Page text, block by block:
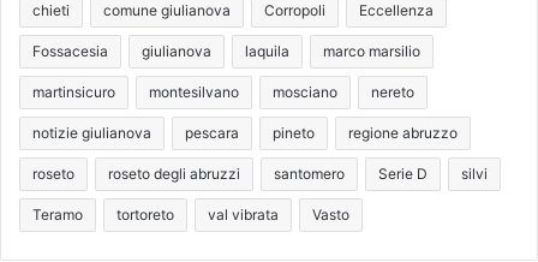
chieti comune giulianova Corropoli Eccellenza
Fossacesia giulianova laquila marco marsilio
martinsicuro montesilvano mosciano nereto
notizie giulianova pescara pineto regione abruzzo
roseto roseto degli abruzzi santomero Serie D silvi
Teramo tortoreto val vibrata Vasto